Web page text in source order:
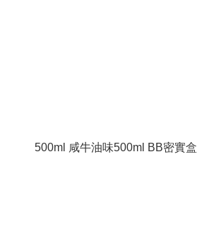
500ml 咸牛油味500ml BB密實盒